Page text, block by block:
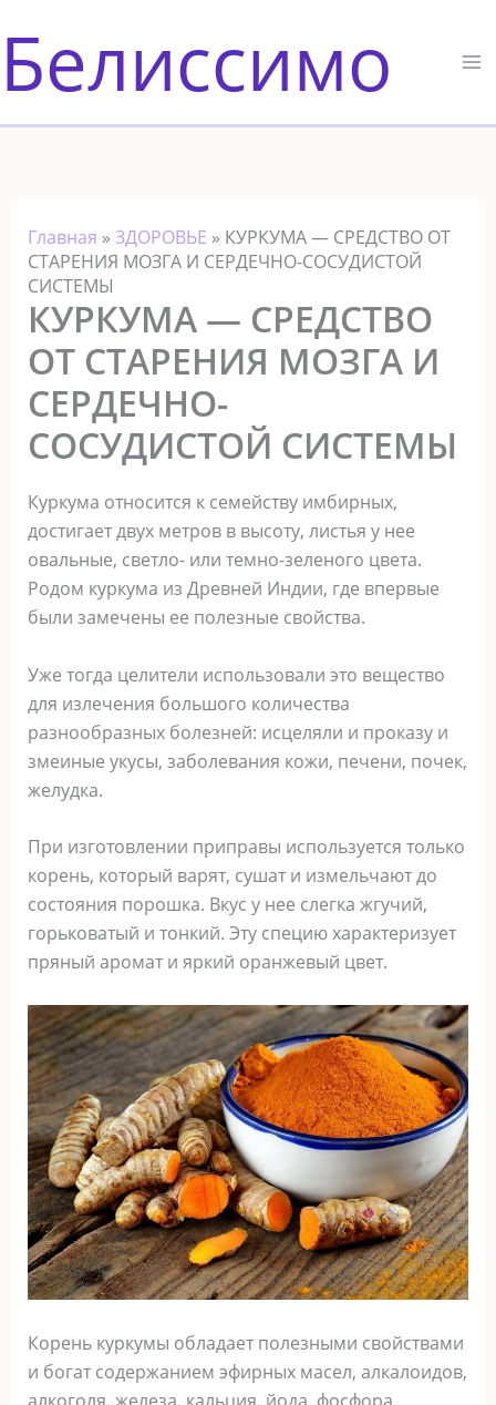
к
содержимому
Белиссимо
Главная » ЗДОРОВЬЕ » КУРКУМА — СРЕДСТВО ОТ
СТАРЕНИЯ МОЗГА И СЕРДЕЧНО-СОСУДИСТОЙ
СИСТЕМЫ
КУРКУМА — СРЕДСТВО
ОТ СТАРЕНИЯ МОЗГА И
СЕРДЕЧНО-
СОСУДИСТОЙ СИСТЕМЫ
Куркума относится к семейству имбирных,
достигает двух метров в высоту, листья у нее
овальные, светло- или темно-зеленого цвета.
Родом куркума из Древней Индии, где впервые
были замечены ее полезные свойства.
Уже тогда целители использовали это вещество
для излечения большого количества
разнообразных болезней: исцеляли и проказу и
змеиные укусы, заболевания кожи, печени, почек,
желудка.
При изготовлении приправы используется только
корень, который варят, сушат и измельчают до
состояния порошка. Вкус у нее слегка жгучий,
горьковатый и тонкий. Эту специю характеризует
пряный аромат и яркий оранжевый цвет.
Корень куркумы обладает полезными свойствами
и богат содержанием эфирных масел, алкалоидов,